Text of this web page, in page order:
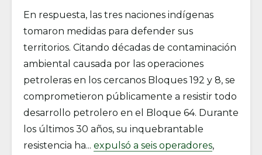
En respuesta, las tres naciones indígenas
tomaron medidas para defender sus
territorios. Citando décadas de contaminación
ambiental causada por las operaciones
petroleras en los cercanos Bloques 192 y 8, se
comprometieron públicamente a resistir todo
desarrollo petrolero en el Bloque 64. Durante
los últimos 30 años, su inquebrantable
resistencia ha... expulsó a seis operadores,